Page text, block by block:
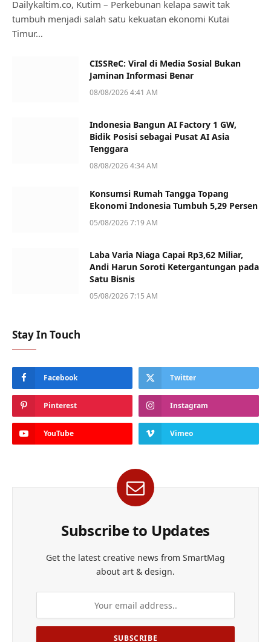
Dailykaltim.co, Kutim – Perkebunan kelapa sawit tak
tumbuh menjadi salah satu kekuatan ekonomi Kutai
Timur…
CISSReC: Viral di Media Sosial Bukan
Jaminan Informasi Benar
08/08/2026 4:41 AM
Indonesia Bangun AI Factory 1 GW,
Bidik Posisi sebagai Pusat AI Asia
Tenggara
08/08/2026 4:34 AM
Konsumsi Rumah Tangga Topang
Ekonomi Indonesia Tumbuh 5,29 Persen
05/08/2026 7:19 AM
Laba Varia Niaga Capai Rp3,62 Miliar,
Andi Harun Soroti Ketergantungan pada
Satu Bisnis
05/08/2026 7:15 AM
Stay In Touch
Facebook Twitter
Pinterest Instagram
YouTube Vimeo
Subscribe to Updates
Get the latest creative news from SmartMag
about art & design.